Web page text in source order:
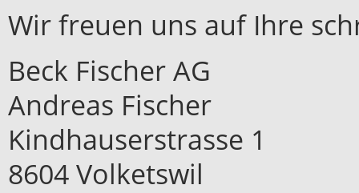
Wir freuen uns auf Ihre
Beck Fischer AG
Andreas Fischer
Kindhauserstrasse 1
8604 Volketswil